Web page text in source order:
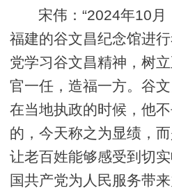
宋伟：“2024年10月
福建的谷文昌纪念馆进
党学习谷文昌精神，树
官一任，造福一方。谷
在当地执政的时候，他
的，今天称之为显绩，
让老百姓能够感受到切
国共产党为人民服务带